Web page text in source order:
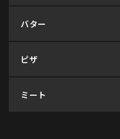
バター
ピザ
ミート